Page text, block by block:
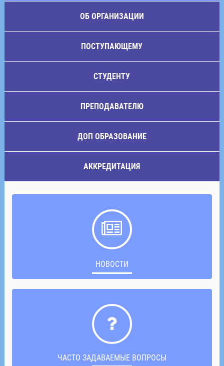
ОБ ОРГАНИЗАЦИИ
ПОСТУПАЮЩЕМУ
СТУДЕНТУ
ПРЕПОДАВАТЕЛЮ
ДОП ОБРАЗОВАНИЕ
АККРЕДИТАЦИЯ
НОВОСТИ
ЧАСТО ЗАДАВАЕМЫЕ ВОПРОСЫ